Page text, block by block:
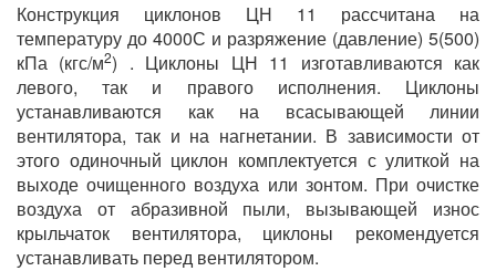
Конструкция циклонов ЦН 11 рассчитана на
температуру до 4000С и разряжение (давление) 5(500)
кПа (кгс/м2) . Циклоны ЦН 11 изготавливаются как
левого, так и правого исполнения. Циклоны
устанавливаются как на всасывающей линии
вентилятора, так и на нагнетании. В зависимости от
этого одиночный циклон комплектуется с улиткой на
выходе очищенного воздуха или зонтом. При очистке
воздуха от абразивной пыли, вызывающей износ
крыльчаток вентилятора, циклоны рекомендуется
устанавливать перед вентилятором.